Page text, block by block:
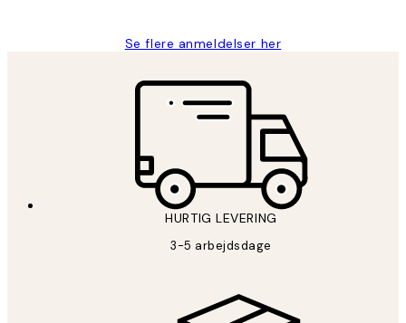
Se flere anmeldelser her
HURTIG LEVERING
3-5 arbejdsdage